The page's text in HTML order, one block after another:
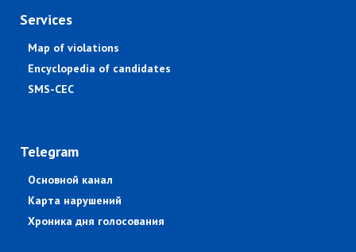
Services
Map of violations
Encyclopedia of candidates
SMS-CEC
Telegram
Основной канал
Карта нарушений
Хроника дня голосования